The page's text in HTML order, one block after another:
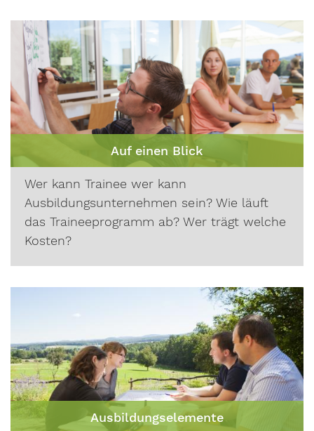
Auf einen Blick
Wer kann Trainee wer kann
Ausbildungsunternehmen sein? Wie läuft
das Traineeprogramm ab? Wer trägt welche
Kosten?
Ausbildungselemente